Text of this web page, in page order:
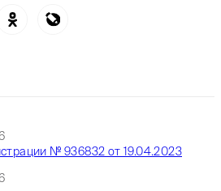
№ 936832 от 19.04.2023